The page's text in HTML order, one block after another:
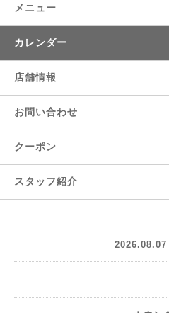
メニュー
カレンダー
店舗情報
お問い合わせ
クーポン
スタッフ紹介